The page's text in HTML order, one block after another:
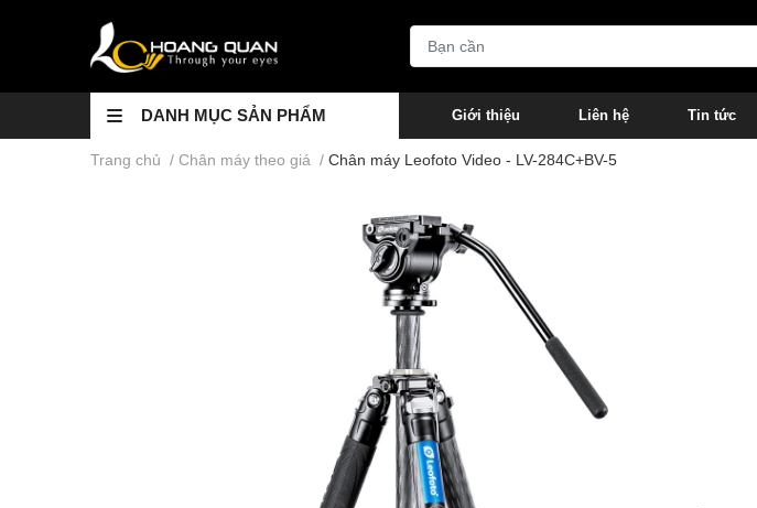
DANH MỤC SẢN PHẨM Giới thiệu Liên hệ Tin tức
Trang chủ / Chân máy theo giá / Chân máy Leofoto Video - LV-284C+BV-5